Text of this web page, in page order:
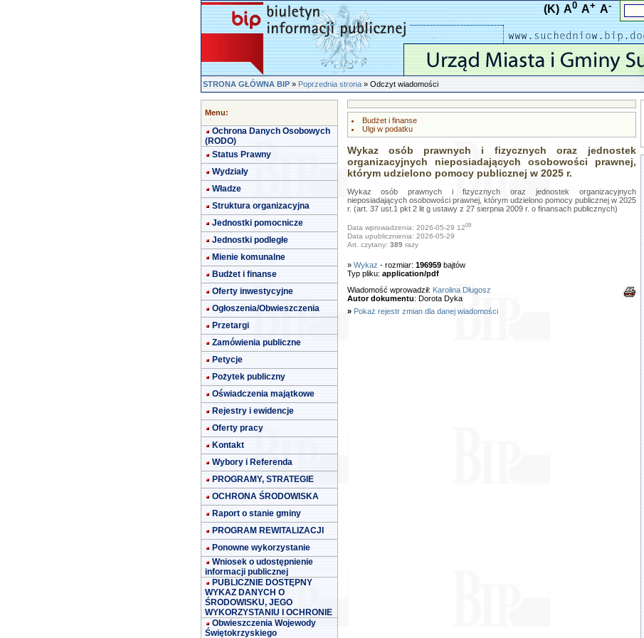
(K) A0 A+ A-
STRONA GŁÓWNA BIP»Poprzednia strona» Odczyt wiadomości
Menu:
Ochrona Danych Osobowych
(RODO)
Status Prawny
Wydziały
Władze
Struktura organizacyjna
Jednostki pomocnicze
Jednostki podległe
Mienie komunalne
Budżet i finanse
Oferty inwestycyjne
Ogłoszenia/Obwieszczenia
Przetargi
Zamówienia publiczne
Petycje
Pożytek publiczny
Oświadczenia majątkowe
Rejestry i ewidencje
Oferty pracy
Kontakt
Wybory i Referenda
PROGRAMY, STRATEGIE
OCHRONA ŚRODOWISKA
Raport o stanie gminy
PROGRAM REWITALIZACJI
Ponowne wykorzystanie
Wniosek o udostępnienie
informacji publicznej
PUBLICZNIE DOSTĘPNY
WYKAZ DANYCH O
ŚRODOWISKU, JEGO
WYKORZYSTANIU I OCHRONIE
Obwieszczenia Wojewody
Świętokrzyskiego
Budżet i finanse
Ulgi w podatku
Wykaz osób prawnych i fizycznych oraz jednostek
organizacyjnych nieposiadających osobowości prawnej,
którym udzielono pomocy publicznej w 2025 r.
Wykaz osób prawnych i fizycznych oraz jednostek organizacyjnych
nieposiadających osobowości prawnej, którym udzielono pomocy publicznej w 2025
r. (art. 37 ust.1 pkt 2 lit g ustawy z 27 sierpnia 2009 r. o finansach publicznych)
Data wprowadzenia: 2026-05-29 1209
Data upublicznienia: 2026-05-29
Art. czytany: 389 razy
» Wykaz - rozmiar: 196959bajtów
Typ pliku: application/pdf
Wiadomość wprowadził: Karolina Długosz
Autor dokumentu: Dorota Dyka
» Pokaż rejestr zmian dla danej wiadomości